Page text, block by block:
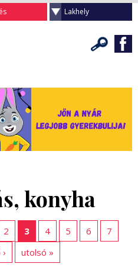
Lakhely
konyha
2 3 4 5 6
7
utolsó »